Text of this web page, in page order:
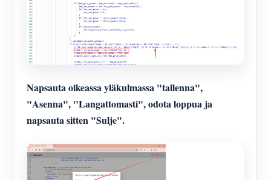
Napsauta oikeassa yläkulmassa "tallenna",
"Asenna", "Langattomasti", odota loppua ja
napsauta sitten "Sulje".